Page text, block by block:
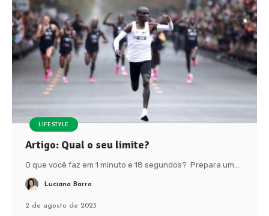
LIFESTYLE
Artigo: Qual o seu limite?
O que você faz em 1 minuto e 18 segundos? Prepara um
Luciana Barro
2 de agosto de 2023